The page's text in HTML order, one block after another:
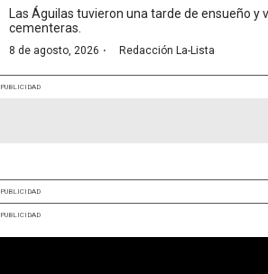
Las Águilas tuvieron una tarde de ensueño y
cementeras.
8 de agosto, 2026 · Redacción La-Lista
PUBLICIDAD
PUBLICIDAD
PUBLICIDAD